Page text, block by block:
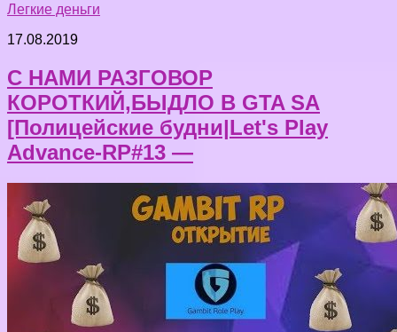
Легкие деньги
17.08.2019
С НАМИ РАЗГОВОР
КОРОТКИЙ,БЫДЛО В GTA SA
[Полицейские будни|Let's Play
Advance-RP#13 —